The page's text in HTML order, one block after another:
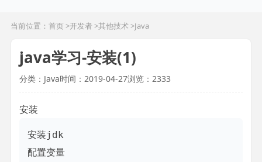
当前位置：首页 >开发者 >其他技术 >Java
java学习-安装(1)
分类：Java时间：2019-04-27浏览：2333
安装
安装jdk
配置变量